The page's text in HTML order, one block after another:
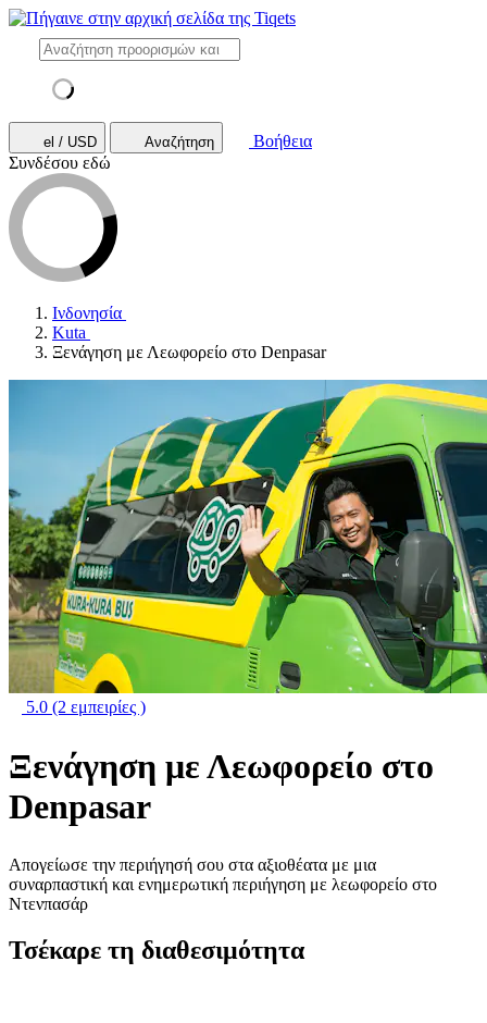
el / USD Αναζήτηση
Βοήθεια
Συνδέσου εδώ
Ινδονησία
Kuta
Ξενάγηση με Λεωφορείο στο Denpasar
5.0 (2 εμπειρίες )
Ξενάγηση με Λεωφορείο στο
Denpasar
Απογείωσε την περιήγησή σου στα αξιοθέατα με μια
συναρπαστική και ενημερωτική περιήγηση με λεωφορείο στο
Ντενπασάρ
Τσέκαρε τη διαθεσιμότητα